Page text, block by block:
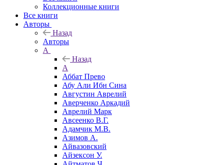
Коллекционные книги
Все книги
Авторы
Назад
Авторы
А
Назад
А
Аббат Прево
Абу Али Ибн Сина
Августин Аврелий
Аверченко Аркадий
Аврелий Марк
Авсеенко В.Г.
Адамчик М.В.
Азимов А.
Айвазовский
Айзексон У.